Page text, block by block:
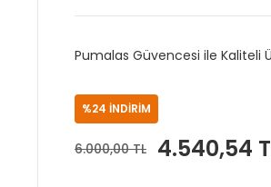
Pumalas Güvencesi ile Kaliteli
%24 İNDİRİM
6.000,00 TL 4.540,54